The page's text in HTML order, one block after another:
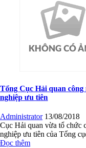
Tổng Cục Hải quan
nghiệp ưu tiên
Administrator 13/08/2018
Cục Hải quan vừa tổ chức
nghiệp ưu tiên của Tổng
Đọc thêm